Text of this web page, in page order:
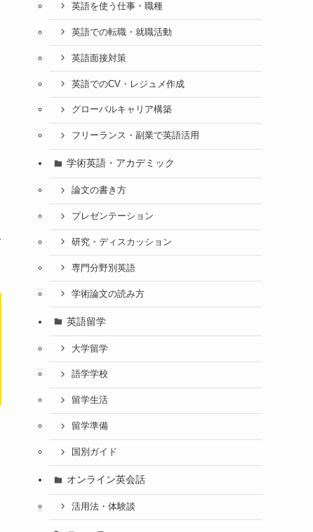
英語を使う仕事・職種
英語での転職・就職活動
英語面接対策
英語でのCV・レジュメ作成
グローバルキャリア構築
フリーランス・副業で英語活用
学術英語・アカデミック
論文の書き方
プレゼンテーション
研究・ディスカッション
専門分野別英語
学術論文の読み方
英語留学
大学留学
語学学校
留学生活
留学準備
国別ガイド
オンライン英会話
活用法・体験談